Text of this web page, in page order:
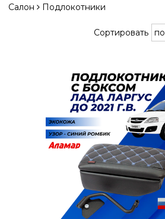
Салон
Подлокотники
Сортировать